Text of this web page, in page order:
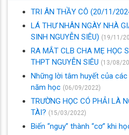
TRI ÂN THẦY CÔ (20/11/
LÁ THƯ NHÂN NGÀY NHÀ
SINH NGUYỄN SIÊU) (19/11/
RA MẮT CLB CHA MẸ HỌC
THPT NGUYỄN SIÊU (13/08/
Những lời tâm huyết của
năm học (06/09/2022)
TRƯỜNG HỌC CÓ PHẢI LÀ
TÀI? (15/03/2022)
Biến “nguy” thành “cơ” khi